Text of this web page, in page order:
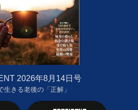
2026年8月14日号
生きる老後の「正解」